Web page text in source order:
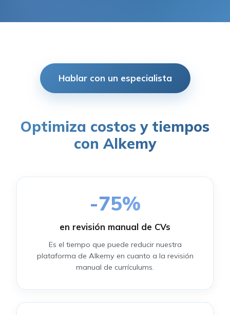
Hablar con un especialista
Optimiza costos y tiempos
con Alkemy
-75%
en revisión manual de CVs
Es el tiempo que puede reducir nuestra
plataforma de Alkemy en cuanto a la revisión
manual de currículums.